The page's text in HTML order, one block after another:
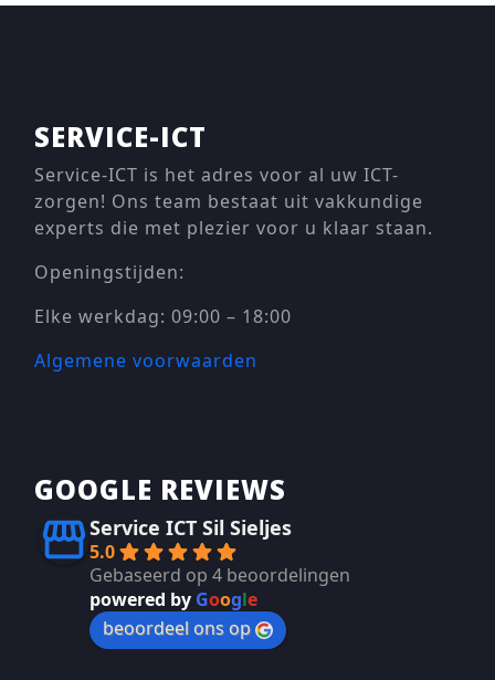
SERVICE-ICT
Service-ICT is het adres voor al uw ICT-
zorgen! Ons team bestaat uit vakkundige
experts die met plezier voor u klaar staan.
Openingstijden:
Elke werkdag: 09:00 – 18:00
Algemene voorwaarden
GOOGLE REVIEWS
Service ICT Sil Sieljes
5.0
Gebaseerd op 4 beoordelingen
powered by Google
beoordeel ons op